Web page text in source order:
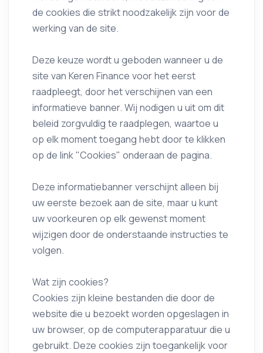
de cookies die strikt noodzakelijk zijn voor de
werking van de site.
Deze keuze wordt u geboden wanneer u de
site van Keren Finance voor het eerst
raadpleegt, door het verschijnen van een
informatieve banner. Wij nodigen u uit om dit
beleid zorgvuldig te raadplegen, waartoe u
op elk moment toegang hebt door te klikken
op de link "Cookies" onderaan de pagina.
Deze informatiebanner verschijnt alleen bij
uw eerste bezoek aan de site, maar u kunt
uw voorkeuren op elk gewenst moment
wijzigen door de onderstaande instructies te
volgen.
Wat zijn cookies?
Cookies zijn kleine bestanden die door de
website die u bezoekt worden opgeslagen in
uw browser, op de computerapparatuur die u
gebruikt. Deze cookies zijn toegankelijk voor